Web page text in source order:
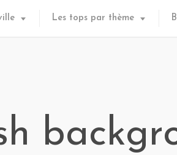
Les tops par thème